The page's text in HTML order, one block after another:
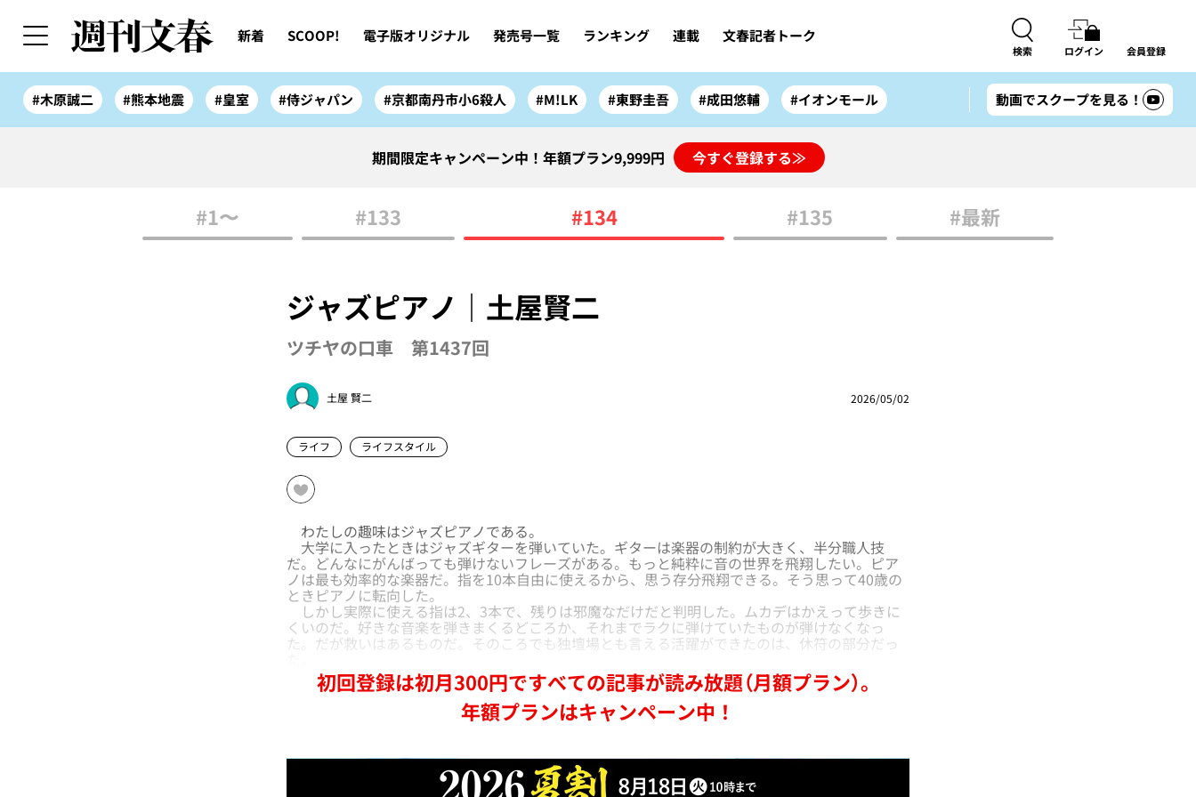
新着 SCOOP! 電子版オリジナル 発売号一覧 ランキング 連載 文春記者トーク
検索 ログイン 会員登録
#木原誠二 #熊本地震 #皇室 #侍ジャパン #京都南丹市小6殺人 #M!LK #東野圭吾 #成田悠輔 #イオンモール 動画でスクープを見る！
期間限定キャンペーン中！年額プラン9,999円 今すぐ登録する≫
#1〜 #133 #134 #135 #最新
ジャズピアノ｜土屋賢二
ツチヤの口車 第1437回
土屋 賢二 2026/05/02
ライフ ライフスタイル
わたしの趣味はジャズピアノである。
大学に入ったときはジャズギターを弾いていた。ギターは楽器の制約が大きく、半分職人技
だ。どんなにがんばっても弾けないフレーズがある。もっと純粋に音の世界を飛翔したい。ピア
ノは最も効率的な楽器だ。指を10本自由に使えるから、思う存分飛翔できる。そう思って40歳の
ときピアノに転向した。
しかし実際に使える指は2、3本で、残りは邪魔なだけだと判明した。ムカデはかえって歩きに
くいのだ。好きな音楽を弾きまくるどころか、それまでラクに弾けていたものが弾けなくなっ
た。だが救いはあるものだ。そのころでも独壇場とも言える活躍ができたのは、休符の部分だっ
初回登録は初月300円ですべての記事が読み放題（月額プラン）。
年額プランはキャンペーン中！